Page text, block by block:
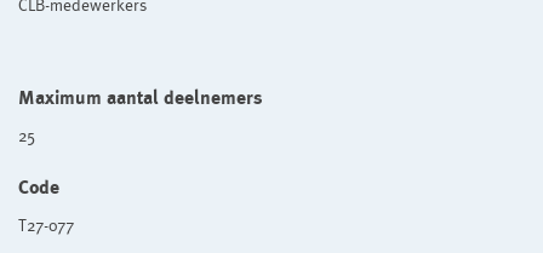
CLB-medewerkers
Maximum aantal deelnemers
25
Code
T27-077